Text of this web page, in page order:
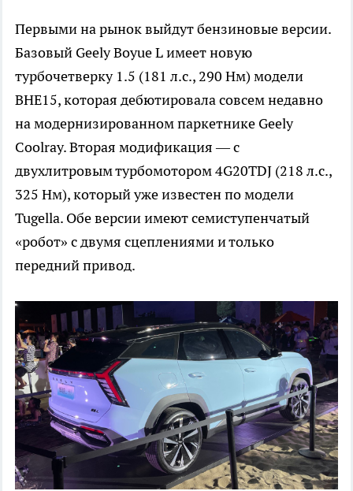
Первыми на рынок выйдут бензиновые версии.
Базовый Geely Boyue L имеет новую
турбочетверку 1.5 (181 л.с., 290 Нм) модели
BHE15, которая дебютировала совсем недавно
на модернизированном паркетнике Geely
Coolray. Вторая модификация — с
двухлитровым турбомотором 4G20TDJ (218 л.с.,
325 Нм), который уже известен по модели
Tugella. Обе версии имеют семиступенчатый
«робот» с двумя сцеплениями и только
передний привод.